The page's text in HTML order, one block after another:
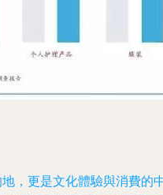
，更是文化體驗與消費